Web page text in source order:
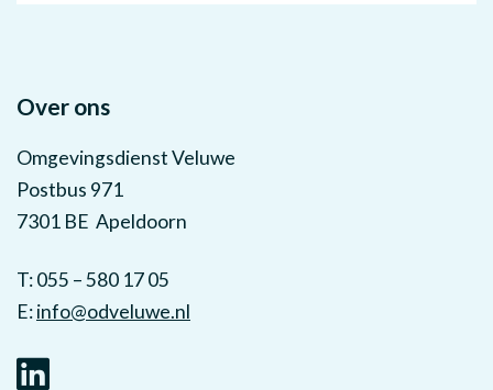
Over ons
Omgevingsdienst Veluwe
Postbus 971
7301 BE Apeldoorn
T: 055 – 580 17 05
E:info@odveluwe.nl